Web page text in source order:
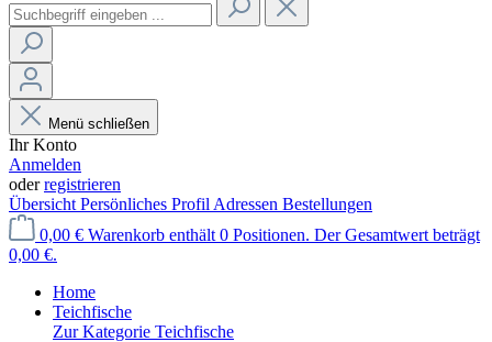
Menü schließen
Ihr Konto
Anmelden
oderregistrieren
Übersicht Persönliches Profil Adressen Bestellungen
0,00 € Warenkorb enthält 0 Positionen. Der Gesamtwert beträgt
0,00 €.
Home
Teichfische
Zur Kategorie Teichfische